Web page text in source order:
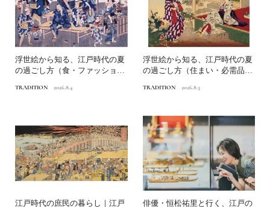
浮世絵から知る、江戸時代の夏
の過ごし方（食・ファッショ
TRADITION 2026.8.4
浮世絵から知る、江戸時代の夏
の過ごし方（住まい・必需品）
TRADITION 2026.8.3
江戸時代の庶民の暮らし｜江戸 俳優・恒松祐里と行く、江戸の